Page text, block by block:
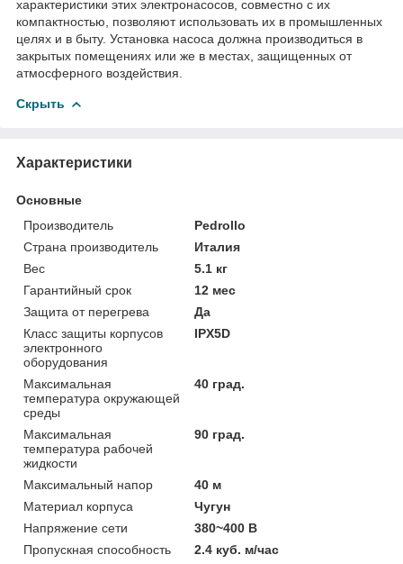
характеристики этих электронасосов, совместно с их
компактностью, позволяют использовать их в промышленных
целях и в быту. Установка насоса должна производиться в
закрытых помещениях или же в местах, защищенных от
атмосферного воздействия.
Скрыть
Характеристики
Основные
Производитель
Pedrollo
Страна производитель
Италия
Вес
5.1 кг
Гарантийный срок
12 мес
Защита от перегрева
Да
Класс защиты корпусов
электронного
оборудования
IPX5D
Максимальная
температура окружающей
среды
40 град.
Максимальная
температура рабочей
жидкости
90 град.
Максимальный напор
40 м
Материал корпуса
Чугун
Напряжение сети
380~400 В
Пропускная способность
2.4 куб. м/час